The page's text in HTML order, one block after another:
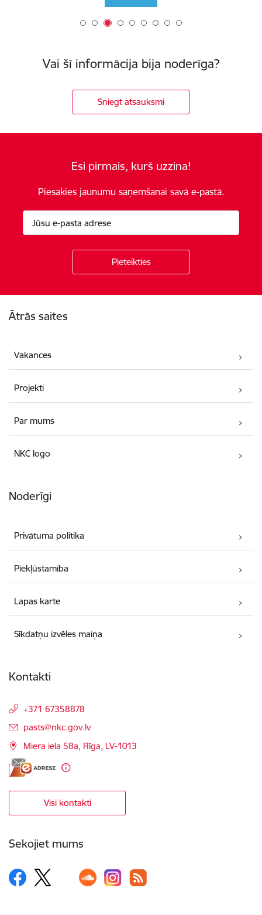
Vai šī informācija bija noderīga?
Sniegt atsauksmi
Esi pirmais, kurš uzzina!
Piesakies jaunumu saņemšanai savā e-pastā.
Ātrās saites
Vakances
Projekti
Par mums
NKC logo
Noderīgi
Privātuma politika
Piekļūstamība
Lapas karte
Sīkdatņu izvēles maiņa
Kontakti
+371 67358878
E-pasts:
pasts@nkc.gov.lv
Miera iela 58a, Rīga, LV-1013
Visi kontakti
Sekojiet mums